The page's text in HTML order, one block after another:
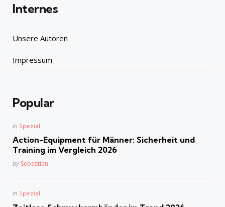
Internes
Unsere Autoren
Impressum
Popular
Posted
in Spezial
Action-Equipment für Männer: Sicherheit und
Training im Vergleich 2026
Posted
by Sebastian
Posted
in Spezial